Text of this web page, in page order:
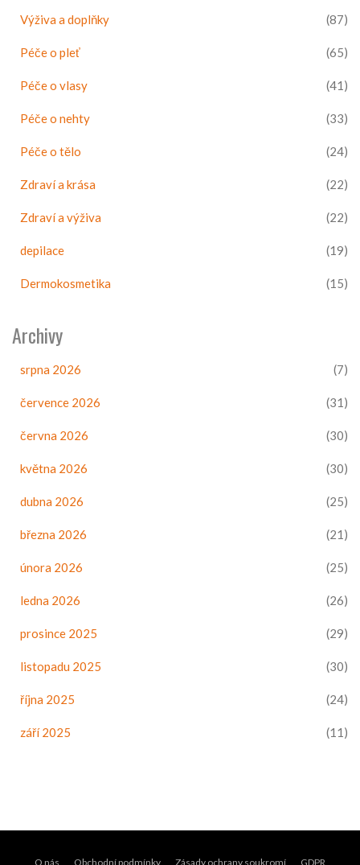
Výživa a doplňky (87)
Péče o pleť (65)
Péče o vlasy (41)
Péče o nehty (33)
Péče o tělo (24)
Zdraví a krása (22)
Zdraví a výživa (22)
depilace (19)
Dermokosmetika (15)
Archivy
srpna 2026 (7)
července 2026 (31)
června 2026 (30)
května 2026 (30)
dubna 2026 (25)
března 2026 (21)
února 2026 (25)
ledna 2026 (26)
prosince 2025 (29)
listopadu 2025 (30)
října 2025 (24)
září 2025 (11)
O nás Obchodní podmínky Zásady ochrany soukromí GDPR